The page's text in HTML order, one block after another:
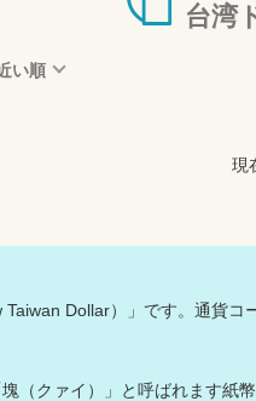
台湾
い順
現
Dollar）」です。通貨コ
（クァイ）」と呼ばれます紙